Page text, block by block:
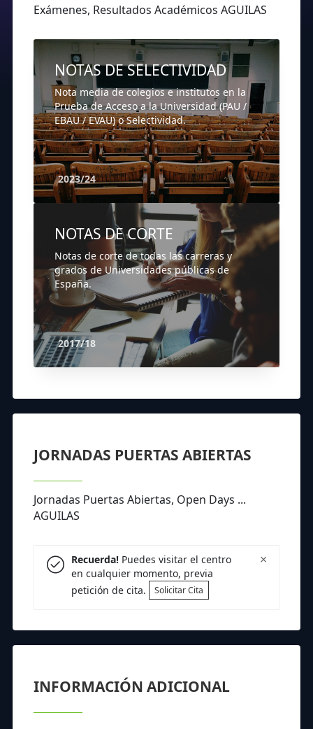
Exámenes, Resultados Académicos AGUILAS
NOTAS DE SELECTIVIDAD
Nota media de colegios e institutos en la
Prueba de Acceso a la Universidad (PAU /
EBAU / EVAU) o Selectividad.
2023/24
NOTAS DE CORTE
Notas de corte de todas las carreras y
grados de Universidades públicas de
España.
2017/18
JORNADAS PUERTAS ABIERTAS
Jornadas Puertas Abiertas, Open Days ...
AGUILAS
×
Recuerda!Puedes visitar el centro
en cualquier momento, previa
petición de cita.
Solicitar Cita
INFORMACIÓN ADICIONAL